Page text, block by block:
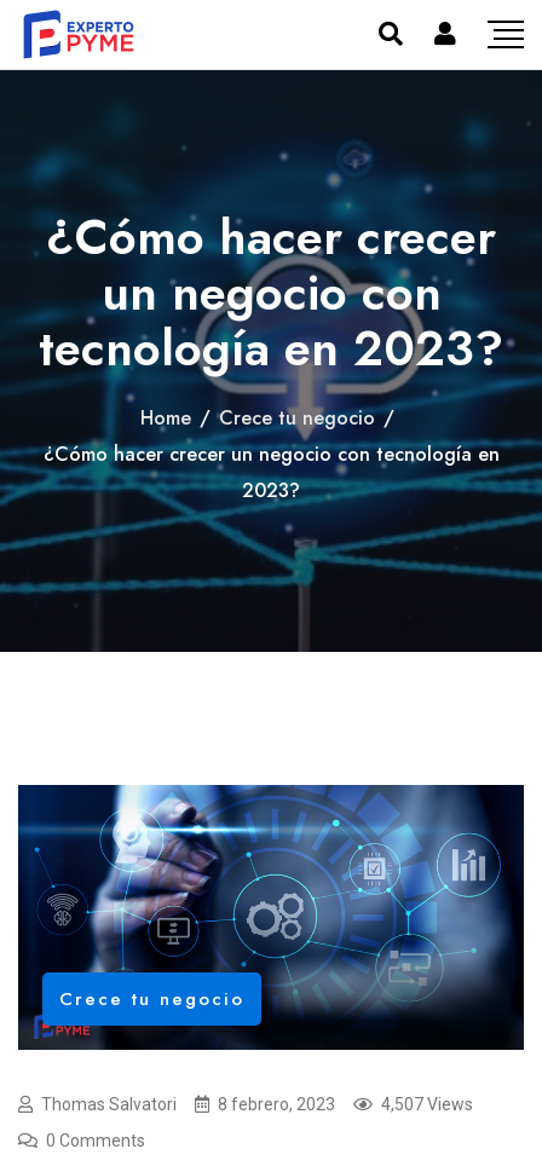
¿Cómo hacer crecer
un negocio con
tecnología en 2023?
Home / Crece tu negocio /
¿Cómo hacer crecer un negocio con tecnología en
2023?
Crece tu negocio
Thomas Salvatori 8 febrero, 2023
4,507 Views
0 Comments